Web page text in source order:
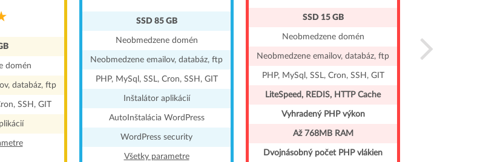
domén
databáz, ftp
SSH, GIT
SSD 85 GB
Neobmedzene domén
Neobmedzene emailov, databáz, ftp
PHP, MySql, SSL, Cron, SSH, GIT
Inštalátor aplikácií
AutoInštalácia WordPress
WordPress security
Všetky parametre
SSD 15 GB
Neobmedzene domén
Neobmedzene emailov, databáz, ftp
PHP, MySql, SSL, Cron, SSH, GIT
LiteSpeed, REDIS, HTTP Cache
Vyhradený PHP výkon
Až 768MB RAM
Dvojnásobný počet PHP vlákien
PHP, MySql,